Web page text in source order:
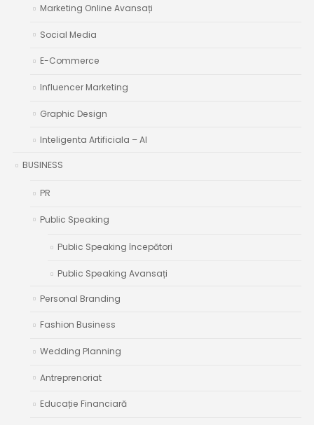
Marketing Online Avansați
Social Media
E-Commerce
Influencer Marketing
Graphic Design
Inteligenta Artificiala – AI
BUSINESS
PR
Public Speaking
Public Speaking începători
Public Speaking Avansați
Personal Branding
Fashion Business
Wedding Planning
Antreprenoriat
Educație Financiară